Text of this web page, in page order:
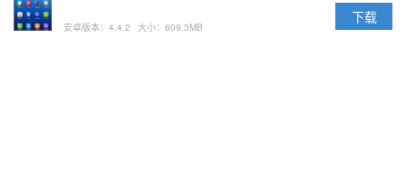
安卓版本：4.4.2 大小：609.3MB
下载